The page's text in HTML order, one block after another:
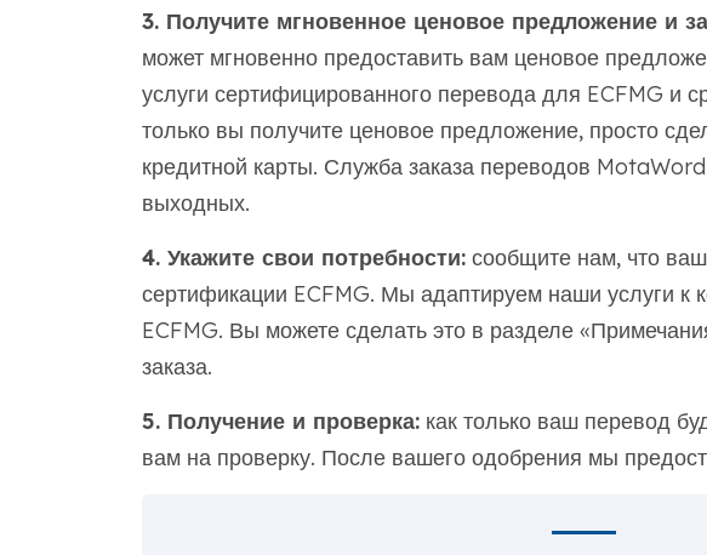
3. Получите мгновенное ценовое предложение и
может мгновенно предоставить вам ценовое
услуги сертифицированного перевода для ECFMG и
только вы получите ценовое предложение, просто
кредитной карты. Служба заказа переводов MotaWord
выходных.
4. Укажите свои потребности:сообщите нам, что
сертификации ECFMG. Мы адаптируем наши услуги к
ECFMG. Вы можете сделать это в разделе
заказа.
5. Получение и проверка:как только ваш перевод
вам на проверку. После вашего одобрения мы